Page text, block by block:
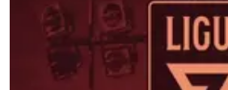
gregroi est en PLS !!! le meileur
0 Répondre
torukmakto1 30 mai 2026 à 21:04 +21